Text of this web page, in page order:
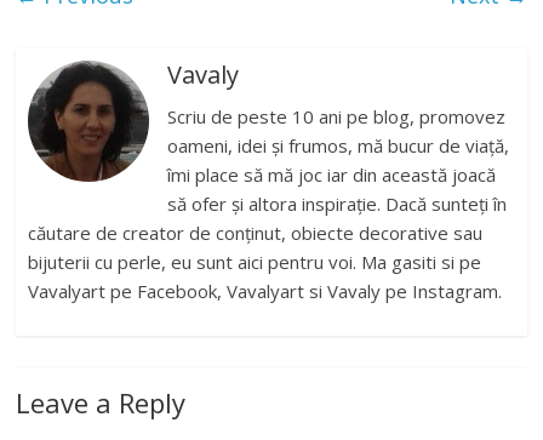
Vavaly
Scriu de peste 10 ani pe blog, promovez
oameni, idei și frumos, mă bucur de viață,
îmi place să mă joc iar din această joacă
să ofer și altora inspirație. Dacă sunteți în
căutare de creator de conținut, obiecte decorative sau
bijuterii cu perle, eu sunt aici pentru voi. Ma gasiti si pe
Vavalyart pe Facebook, Vavalyart si Vavaly pe Instagram.
Leave a Reply